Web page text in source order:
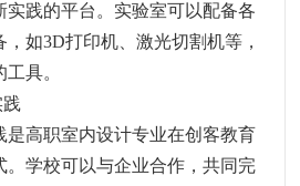
实践的平台。实验室可以配备各
，如3D打印机、激光切割机等，
具。
是高职室内设计专业在创客教育
。学校可以与企业合作，共同完